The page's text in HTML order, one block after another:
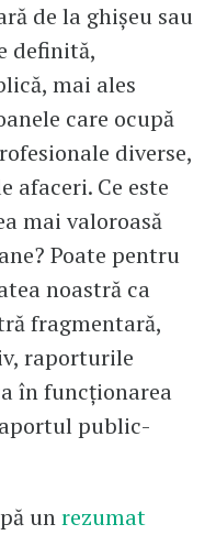
de la ghișeu sau
definită,
mai ales
care ocupă
diverse,
afaceri. Ce este
mai valoroasă
Poate pentru
noastră ca
fragmentară,
raporturile
în funcționarea
public-
unrezumat